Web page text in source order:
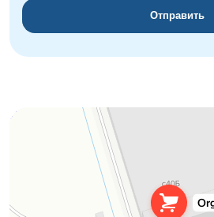
Отправить
Orgplex
Оргстекло, поликарбонат в Лыткарине
Торговое оборудование в Лыткарине